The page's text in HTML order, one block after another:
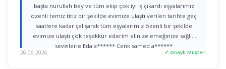
başta nurullah bey ve tüm ekip çok iyi iş çıkardı eşyalarımız
özenli temiz titiz bir şekilde evimize ulaştı verilen tarihte geç
saatlere kadar çalışarak tüm eşyalarımız özenli bir şekilde
evimize ulaştı çok teşekkür ederim elinize emeğinize sağlık
sevgilerle Eda a****** Cenk samed a******
26.06.2026 ✓ Onaylı Müşteri